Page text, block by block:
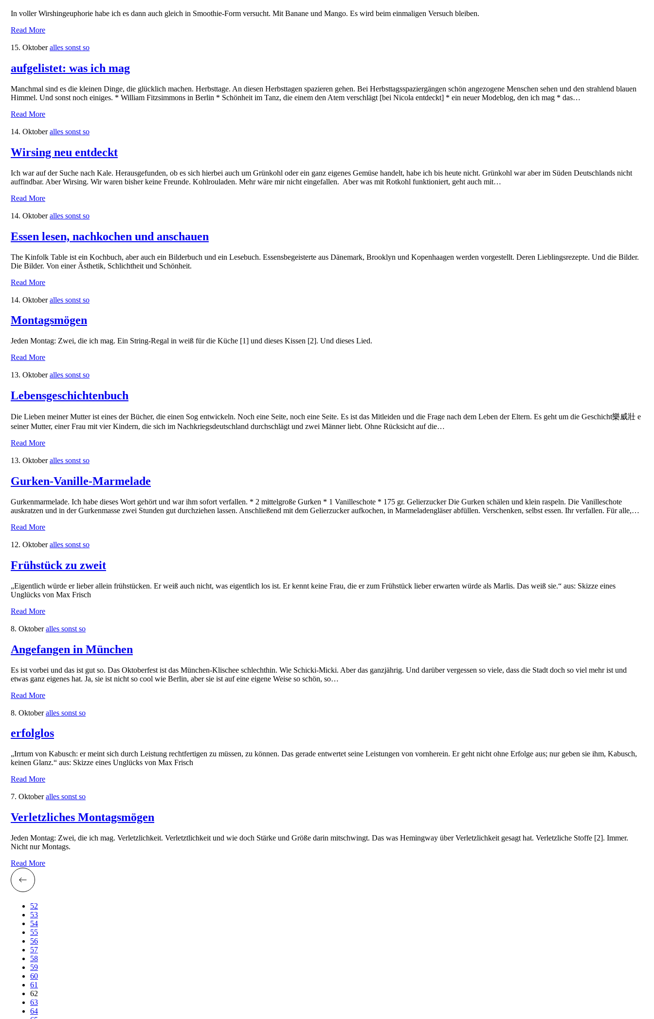
In voller Wirshingeuphorie habe ich es dann auch gleich in Smoothie-Form versucht. Mit Banane und Mango. Es wird beim einmaligen Versuch bleiben.
Read More
15. Oktober alles sonst so
aufgelistet: was ich mag
Manchmal sind es die kleinen Dinge, die glücklich machen. Herbsttage. An diesen Herbsttagen spazieren gehen. Bei Herbsttagsspaziergängen schön angezogene Menschen sehen und den strahlend blauen
Himmel. Und sonst noch einiges. * William Fitzsimmons in Berlin * Schönheit im Tanz, die einem den Atem verschlägt [bei Nicola entdeckt] * ein neuer Modeblog, den ich mag * das…
Read More
14. Oktober alles sonst so
Wirsing neu entdeckt
Ich war auf der Suche nach Kale. Herausgefunden, ob es sich hierbei auch um Grünkohl oder ein ganz eigenes Gemüse handelt, habe ich bis heute nicht. Grünkohl war aber im Süden Deutschlands nicht
auffindbar. Aber Wirsing. Wir waren bisher keine Freunde. Kohlrouladen. Mehr wäre mir nicht eingefallen. Aber was mit Rotkohl funktioniert, geht auch mit…
Read More
14. Oktober alles sonst so
Essen lesen, nachkochen und anschauen
The Kinfolk Table ist ein Kochbuch, aber auch ein Bilderbuch und ein Lesebuch. Essensbegeisterte aus Dänemark, Brooklyn und Kopenhaagen werden vorgestellt. Deren Lieblingsrezepte. Und die Bilder.
Die Bilder. Von einer Ästhetik, Schlichtheit und Schönheit.
Read More
14. Oktober alles sonst so
Montagsmögen
Jeden Montag: Zwei, die ich mag. Ein String-Regal in weiß für die Küche [1] und dieses Kissen [2]. Und dieses Lied.
Read More
13. Oktober alles sonst so
Lebensgeschichtenbuch
Die Lieben meiner Mutter ist eines der Bücher, die einen Sog entwickeln. Noch eine Seite, noch eine Seite. Es ist das Mitleiden und die Frage nach dem Leben der Eltern. Es geht um die Geschicht 樂威壯 e
seiner Mutter, einer Frau mit vier Kindern, die sich im Nachkriegsdeutschland durchschlägt und zwei Männer liebt. Ohne Rücksicht auf die…
Read More
13. Oktober alles sonst so
Gurken-Vanille-Marmelade
Gurkenmarmelade. Ich habe dieses Wort gehört und war ihm sofort verfallen. * 2 mittelgroße Gurken * 1 Vanilleschote * 175 gr. Gelierzucker Die Gurken schälen und klein raspeln. Die Vanilleschote
auskratzen und in der Gurkenmasse zwei Stunden gut durchziehen lassen. Anschließend mit dem Gelierzucker aufkochen, in Marmeladengläser abfüllen. Verschenken, selbst essen. Ihr verfallen. Für alle,…
Read More
12. Oktober alles sonst so
Frühstück zu zweit
„Eigentlich würde er lieber allein frühstücken. Er weiß auch nicht, was eigentlich los ist. Er kennt keine Frau, die er zum Frühstück lieber erwarten würde als Marlis. Das weiß sie.“ aus: Skizze eines
Unglücks von Max Frisch
Read More
8. Oktober alles sonst so
Angefangen in München
Es ist vorbei und das ist gut so. Das Oktoberfest ist das München-Klischee schlechthin. Wie Schicki-Micki. Aber das ganzjährig. Und darüber vergessen so viele, dass die Stadt doch so viel mehr ist und
etwas ganz eigenes hat. Ja, sie ist nicht so cool wie Berlin, aber sie ist auf eine eigene Weise so schön, so…
Read More
8. Oktober alles sonst so
erfolglos
„Irrtum von Kabusch: er meint sich durch Leistung rechtfertigen zu müssen, zu können. Das gerade entwertet seine Leistungen von vornherein. Er geht nicht ohne Erfolge aus; nur geben sie ihm, Kabusch,
keinen Glanz.“ aus: Skizze eines Unglücks von Max Frisch
Read More
7. Oktober alles sonst so
Verletzliches Montagsmögen
Jeden Montag: Zwei, die ich mag. Verletzlichkeit. Verletztlichkeit und wie doch Stärke und Größe darin mitschwingt. Das was Hemingway über Verletzlichkeit gesagt hat. Verletzliche Stoffe [2]. Immer.
Nicht nur Montags.
Read More
52
53
54
55
56
57
58
59
60
61
62
63
64